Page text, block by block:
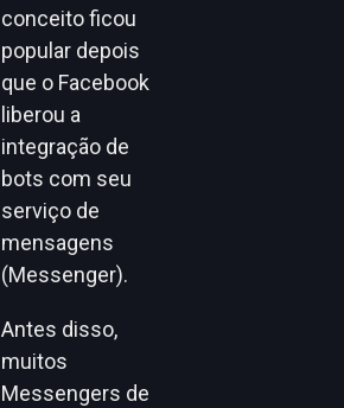
conceito ficou
popular depois
que o Facebook
liberou a
integração de
bots com seu
serviço de
mensagens
(Messenger).
Antes disso,
muitos
Messengers de